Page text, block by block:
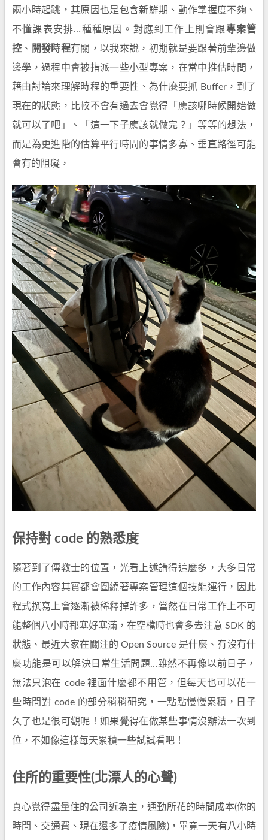
兩小時起跳，其原因也是包含新鮮期、動作掌握度不夠、
不懂課表安排…種種原因。對應到工作上則會跟專案管
控 、 開發時程有關，以我來說，初期就是要跟著前輩邊做
邊學，過程中會被指派一些小型專案，在當中推估時間，
藉由討論來理解時程的重要性、為什麼要抓 Buffer，到了
現在的狀態，比較不會有過去會覺得「應該哪時候開始做
就可以了吧」、「這一下子應該就做完？」等等的想法，
而是為更進階的估算平行時間的事情多寡、垂直路徑可能
會有的阻礙，
保持對 code 的熟悉度
隨著到了傳教士的位置，光看上述講得這麼多，大多日常
的工作內容其實都會圍繞著專案管理這個技能運行，因此
程式撰寫上會逐漸被稀釋掉許多，當然在日常工作上不可
能整個八小時都塞好塞滿，在空檔時也會多去注意 SDK 的
狀態、最近大家在關注的 Open Source 是什麼、有沒有什
麼功能是可以解決日常生活問題…雖然不再像以前日子，
無法只泡在 code 裡面什麼都不用管，但每天也可以花一
些時間對 code 的部分稍稍研究，一點點慢慢累積，日子
久了也是很可觀呢！如果覺得在做某些事情沒辦法一次到
位，不如像這樣每天累積一些試試看吧！
住所的重要性(北漂人的心聲)
真心覺得盡量住的公司近為主，通勤所花的時間成本(你的
時間、交通費、現在還多了疫情風險)，畢竟一天有八小時